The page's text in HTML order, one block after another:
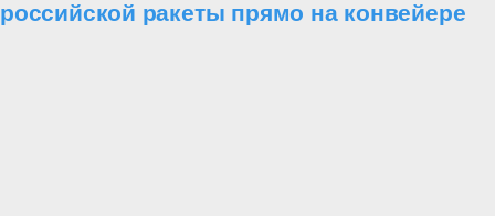
российской ракеты прямо на конвейере